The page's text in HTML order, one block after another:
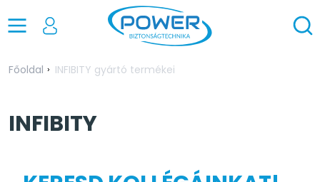
Főoldal INFIBITY gyártó termékei
INFIBITY